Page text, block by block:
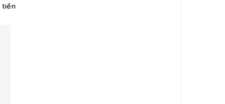
tiến